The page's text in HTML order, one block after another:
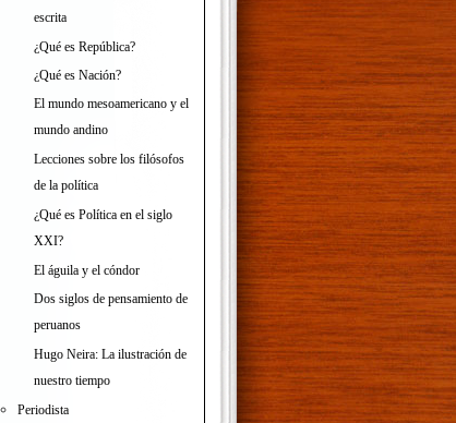
escrita
¿Qué es República?
¿Qué es Nación?
El mundo mesoamericano y el
mundo andino
Lecciones sobre los filósofos
de la política
¿Qué es Política en el siglo
XXI?
El águila y el cóndor
Dos siglos de pensamiento de
peruanos
Hugo Neira: La ilustración de
nuestro tiempo
Periodista